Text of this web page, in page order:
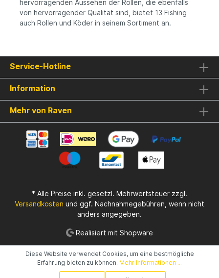
Anfänger oder bereits ein erfahrener
Angler sind, diese Kombination bietet den
Komfort, die Sensibilität und die Leistung,
NX Cast Combo - Typ: Baitcast-
Kombination - Länge: 2,13 m - Wurfgewicht:
hervorragenden Aussehen der Rollen, die ebenfalls
von hervorragender Qualität sind, bietet 13 Fishing
auch Rollen und Köder in seinem Sortiment an.
Service-Hotline
Information
Mehr von Raven
* Alle Preise inkl. gesetzl. Mehrwertsteuer zzgl.
Versandkosten und ggf. Nachnahmegebühren, wenn nicht
anders angegeben.
Realisiert mit Shopware
Diese Website verwendet Cookies, um eine bestmögliche
Erfahrung bieten zu können. Mehr Informationen ...